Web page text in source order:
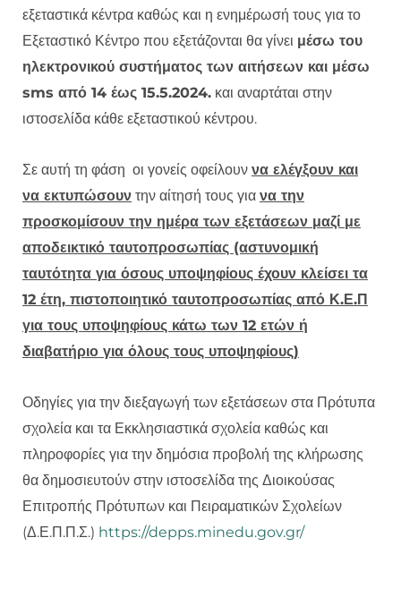
εξεταστικά κέντρα καθώς και η ενημέρωσή τους για το
Εξεταστικό Κέντρο που εξετάζονται θα γίνει μέσω του
ηλεκτρονικού συστήματος των αιτήσεων και μέσω
sms από 14 έως 15.5.2024. και αναρτάται στην
ιστοσελίδα κάθε εξεταστικού κέντρου.
Σε αυτή τη φάση οι γονείς οφείλουν να ελέγξουν και
να εκτυπώσουν την αίτησή τους για να την
προσκομίσουν την ημέρα των εξετάσεων μαζί με
αποδεικτικό ταυτοπροσωπίας (αστυνομική
ταυτότητα για όσους υποψηφίους έχουν κλείσει τα
12 έτη, πιστοποιητικό ταυτοπροσωπίας από Κ.Ε.Π
για τους υποψηφίους κάτω των 12 ετών ή
διαβατήριο για όλους τους υποψηφίους)
Οδηγίες για την διεξαγωγή των εξετάσεων στα Πρότυπα
σχολεία και τα Εκκλησιαστικά σχολεία καθώς και
πληροφορίες για την δημόσια προβολή της κλήρωσης
θα δημοσιευτούν στην ιστοσελίδα της Διοικούσας
Επιτροπής Πρότυπων και Πειραματικών Σχολείων
(Δ.Ε.Π.Π.Σ.) https://depps.minedu.gov.gr/